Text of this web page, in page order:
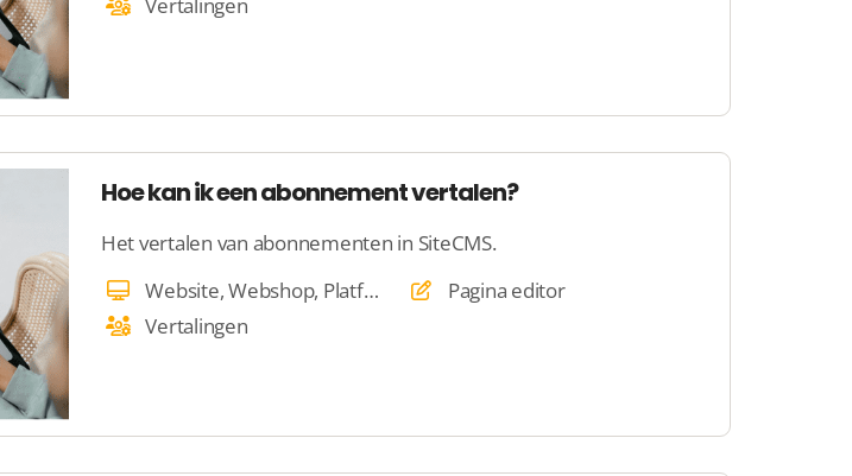
Hoe kan ik een abonnement vertalen?
Het vertalen van abonnementen in SiteCMS.
Website, Webshop, Platform
Pagina editor
Vertalingen